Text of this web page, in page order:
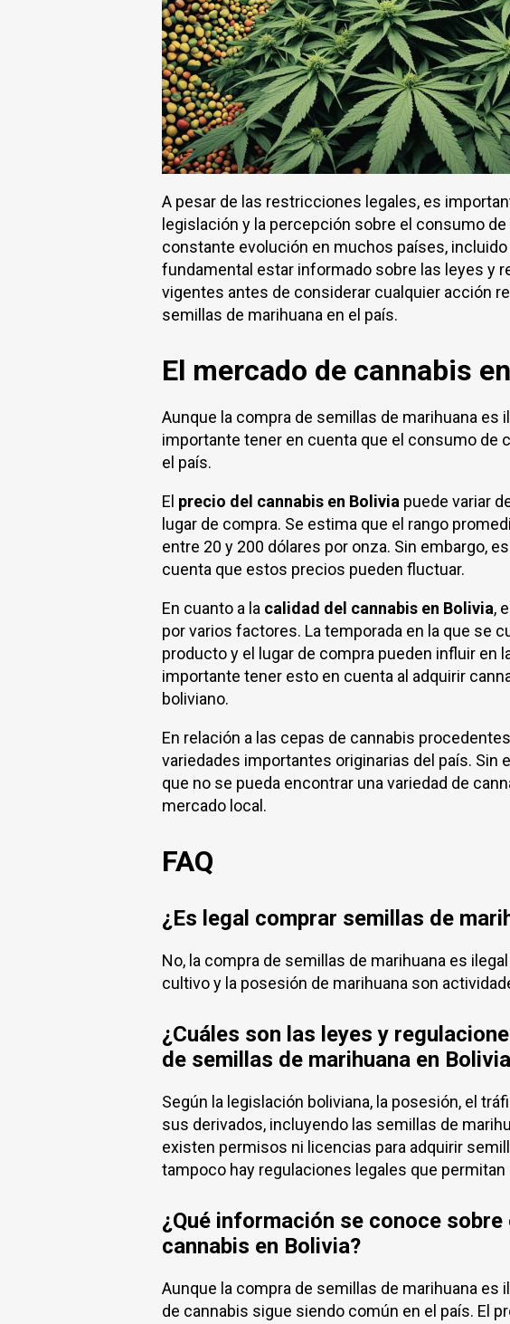
A pesar de las restricciones legales, es
legislación y la percepción sobre el consumo
constante evolución en muchos países, incluido
fundamental estar informado sobre las leyes y
vigentes antes de considerar cualquier acción
semillas de marihuana en el país.
El mercado de cannabis
Aunque la compra de semillas de marihuana es
importante tener en cuenta que el consumo de
el país.
El precio del cannabis en Boliviapuede variar
lugar de compra. Se estima que el rango
entre 20 y 200 dólares por onza. Sin embargo,
cuenta que estos precios pueden fluctuar.
En cuanto a la calidad del cannabis en Bolivia,
por varios factores. La temporada en la que se
producto y el lugar de compra pueden influir en
importante tener esto en cuenta al adquirir
boliviano.
En relación a las cepas de cannabis
variedades importantes originarias del país. Sin
que no se pueda encontrar una variedad de
mercado local.
FAQ
¿Es legal comprar semillas de
No, la compra de semillas de marihuana es
cultivo y la posesión de marihuana son
¿Cuáles son las leyes y
de semillas de marihuana en
Según la legislación boliviana, la posesión, el
sus derivados, incluyendo las semillas de
existen permisos ni licencias para adquirir
tampoco hay regulaciones legales que permitan
¿Qué información se conoce
cannabis en Bolivia?
Aunque la compra de semillas de marihuana es
de cannabis sigue siendo común en el país. El